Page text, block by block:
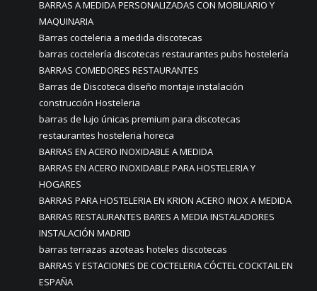
BARRAS A MEDIDA PERSONALIZADAS CON MOBILIARIO Y
MAQUINARIA
Barras cocteleria a medida discotecas
barras coctelería discotecas restaurantes pubs hostelería
BARRAS COMEDORES RESTAURANTES
Barras de Discoteca diseño montaje instalación
construcción Hosteleria
barras de lujo únicas premium para discotecas
restaurantes hosteleria horeca
BARRAS EN ACERO INOXIDABLE A MEDIDA
BARRAS EN ACERO INOXIDABLE PARA HOSTELERIA Y
HOGARES
BARRAS PARA HOSTELERIA EN KRION ACERO INOX A MEDIDA
BARRAS RESTAURANTES BARES A MEDIA INSTALADORES
INSTALACIÓN MADRID
barras terrazas azoteas hoteles discotecas
BARRAS Y ESTACIONES DE COCTELERIA CÓCTEL COCKTAIL EN
ESPAÑA